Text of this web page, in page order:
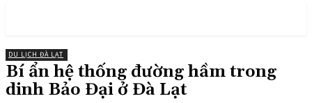
DU LỊCH ĐÀ LẠT
Bí ẩn hệ thống đường hầm trong
dinh Bảo Đại ở Đà Lạt